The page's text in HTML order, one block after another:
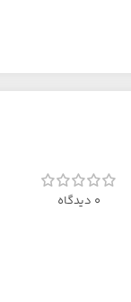
0 دیدگاه